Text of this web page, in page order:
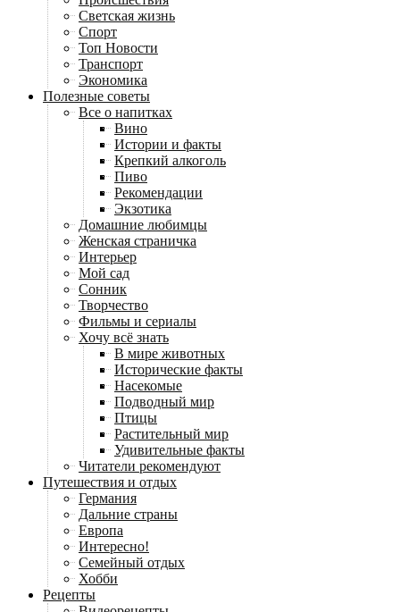
Светская жизнь
Спорт
Топ Новости
Транспорт
Экономика
Полезные советы
Все о напитках
Вино
Истории и факты
Крепкий алкоголь
Пиво
Рекомендации
Экзотика
Домашние любимцы
Женская страничка
Интерьер
Мой сад
Сонник
Творчество
Фильмы и сериалы
Хочу всё знать
В мире животных
Исторические факты
Насекомые
Подводный мир
Птицы
Растительный мир
Удивительные факты
Читатели рекомендуют
Путешествия и отдых
Германия
Дальние страны
Европа
Интересно!
Семейный отдых
Хобби
Рецепты